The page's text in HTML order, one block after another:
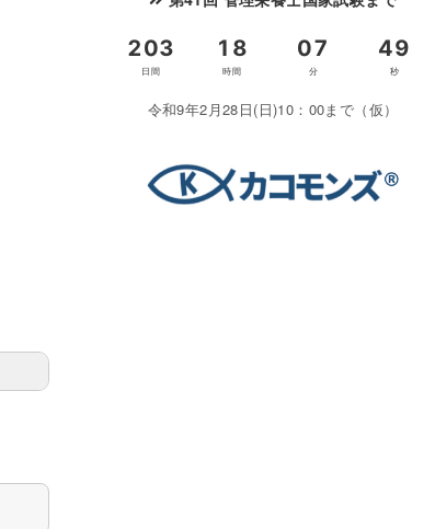
令和9年2月28日(日)10：00まで（仮）